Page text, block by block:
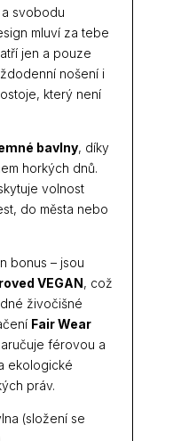
svobodu
mluví za tebe
jen a pouze
nošení i
který není
bavlny, díky
horkých dnů.
volnost
do města nebo
bonus – jsou
VEGAN, což
živočišné
Fair Wear
férovou a
ekologické
práv.
(složení se